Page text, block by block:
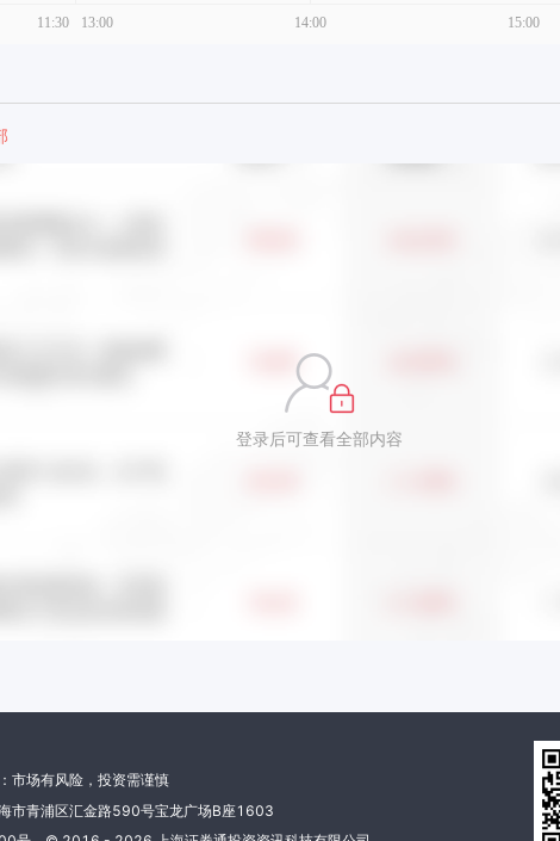
登录后可查看全部内容
市场有风险，投资需谨慎
市青浦区汇金路590号宝龙广场B座1603